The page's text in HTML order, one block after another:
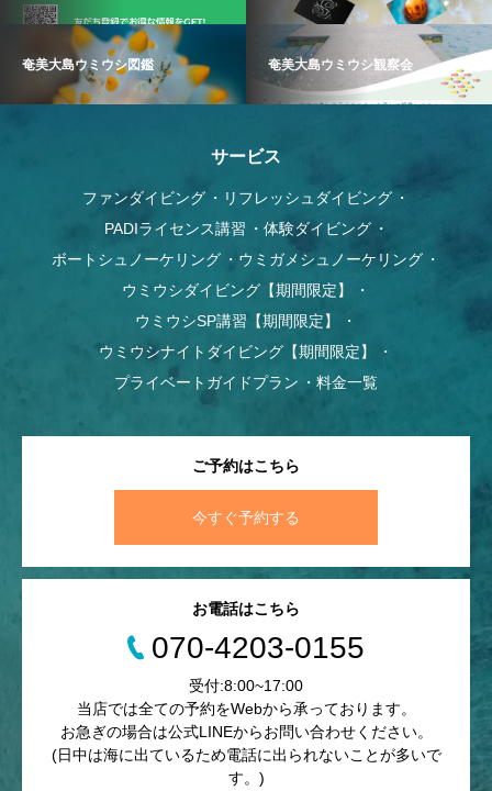
奄美大島ウミウシ図鑑 奄美大島ウミウシ観察会
サービス
ファンダイビング
リフレッシュダイビング
PADIライセンス講習
体験ダイビング
ボートシュノーケリング
ウミガメシュノーケリング
ウミウシダイビング【期間限定】
ウミウシSP講習【期間限定】
ウミウシナイトダイビング【期間限定】
プライベートガイドプラン
料金一覧
ご予約はこちら
今すぐ予約する
お電話はこちら
070-4203-0155
受付:8:00~17:00
当店では全ての予約をWebから承っております。
お急ぎの場合は公式LINEからお問い合わせください。
(日中は海に出ているため電話に出られないことが多いで
す。)